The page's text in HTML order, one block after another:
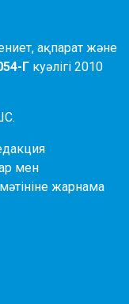
ақпарат және
Г куәлігі 2010
мен
жарнама